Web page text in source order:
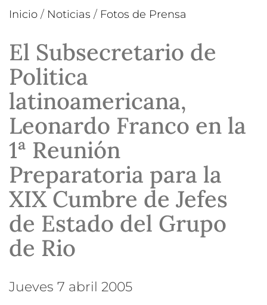
Inicio / Noticias / Fotos de Prensa
El Subsecretario de
Politica
latinoamericana,
Leonardo Franco en la
1ª Reunión
Preparatoria para la
XIX Cumbre de Jefes
de Estado del Grupo
de Rio
jueves 7 abril 2005